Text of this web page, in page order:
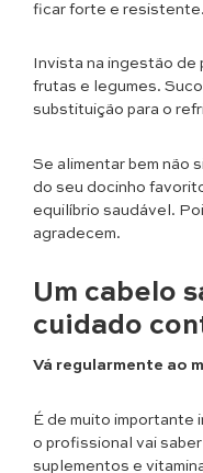
ficar forte e resistente.
Invista na ingestão de
frutas e legumes.
substituição para o
Se alimentar bem não
do seu docinho
equilíbrio saudável.
agradecem.
Um cabelo
cuidado
Vá regularmente ao
É de muito importante
o profissional vai
suplementos e